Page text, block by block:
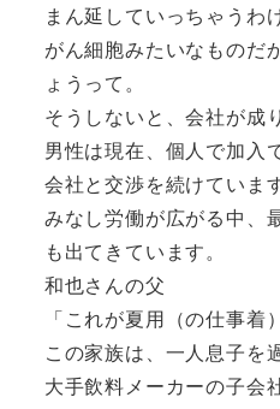
まん延していっちゃうわ
がん細胞みたいなものだ
ょうって。
そうしないと、会社が成
男性は現在、個人で加入
会社と交渉を続けています
みなし労働が広がる中、
も出てきています。
和也さんの父
「これが夏用（の仕事着
この家族は、一人息子を
大手飲料メーカーの子会